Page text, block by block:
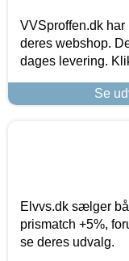
VVSproffen.dk
deres webshop.
dages levering.
Se
Elvvs.dk sælger
prismatch +5%,
se deres udvalg.